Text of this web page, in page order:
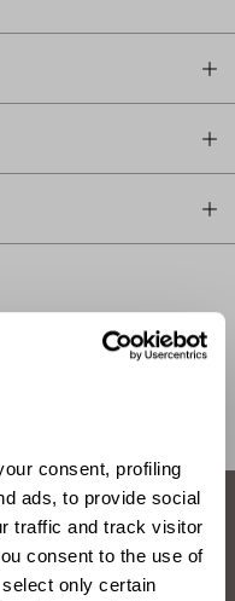
consent, profiling
ads, to provide social
traffic and track visitor
consent to the use of
only certain
vos chaussures